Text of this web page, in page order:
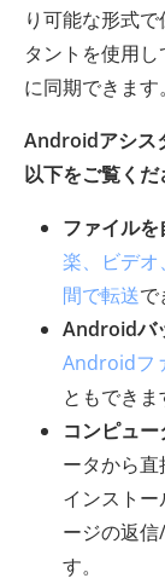
り可能な形式
タントを使用
に同期できます。
Androidアシス
以下をご覧くだ
ファイル
楽、ビデ
間で転送で
Androidバ
Androidフ
ともできま
コンピュ
ータから直
インスト
ージの返
す。